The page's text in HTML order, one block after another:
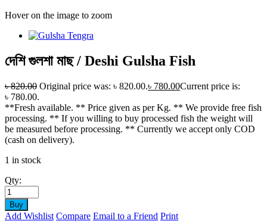
Hover on the image to zoom
দেশি গুলশা মাছ / Deshi Gulsha Fish
৳820.00 Original price was: ৳ 820.00.৳ 780.00Current price is:
৳ 780.00.
**Fresh available. ** Price given as per Kg. ** We provide free fish
processing. ** If you willing to buy processed fish the weight will
be measured before processing. ** Currently we accept only COD
(cash on delivery).
1 in stock
Qty:
Buy
Add Wishlist Compare Email to a Friend Print